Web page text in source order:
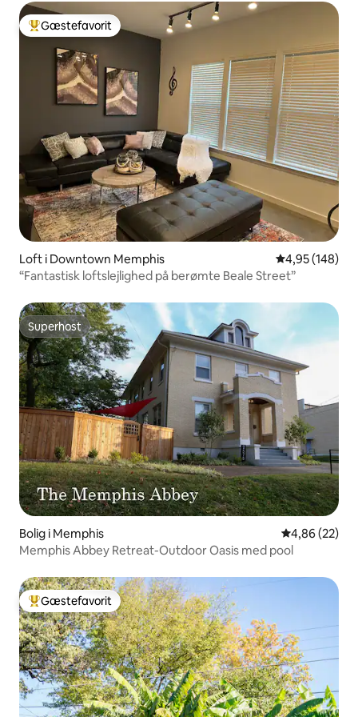
Bedste gæstefavorit
Gæstefavorit
Loft i Downtown Memphis 4,95 ud af 5 i
4,95 (148)
“Fantastisk loftslejlighed på berømte Beale Street”
Superhost
Superhost
Bolig i Memphis 4,86 ud af 5 i
4,86 (22)
Memphis Abbey Retreat-Outdoor Oasis med pool
Bedste gæstefavorit
Gæstefavorit